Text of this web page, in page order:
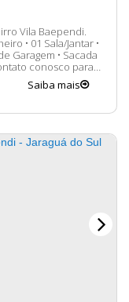
Vila Baependi.
atender. 😀 A
sujeitos a...
Saiba mais